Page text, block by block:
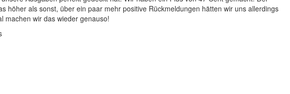
höher als sonst, über ein paar mehr positive Rückmeldungen hätten wir uns allerdings
machen wir das wieder genauso!